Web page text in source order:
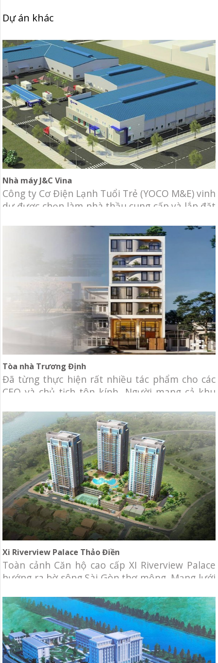
Dự án khác
Nhà máy J&C Vina
Công ty Cơ Điện Lạnh Tuổi Trẻ (YOCO M&E) vinh
dự được chọn làm nhà thầu cung cấp và lắp đặt
tâm) VRF và thông gió cho dự án nhà máy J&C
Vina. Chủ đầu tư: Công ty TNHH J&C Vina Địa
điểm: Khu công nghiệp An Phước,
Tòa nhà Trương Định
Đã từng thực hiện rất nhiều tác phẩm cho các
CEO và chủ tịch tôn kính…Người mang cả khu
đô thị mới…Và nay một người anh thổi hồn vào
tòa nhà văn phòng trung tâm Sài Gòn thành tổ
ấm hiện đại nhưng ấm cúng,
Xi Riverview Palace Thảo Điền
Toàn cảnh Căn hộ cao cấp XI Riverview Palace
hướng ra bờ sông Sài Gòn thơ mộng. Mạng lưới
thực. Đây là một trong những dự án căn hộ cao
cấp đầu tiên của Chủ đầu tư VGSE đưa thương
hiệu Xi đến với thị trường